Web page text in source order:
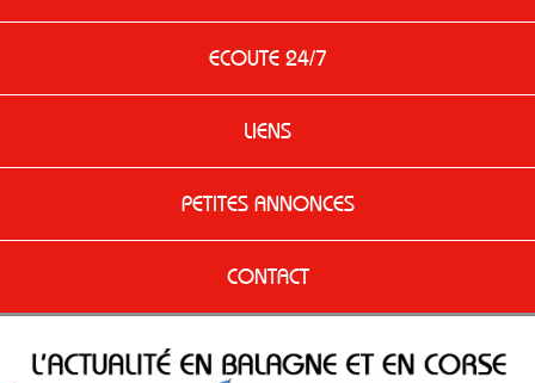
ECOUTE 24/7
LIENS
PETITES ANNONCES
CONTACT